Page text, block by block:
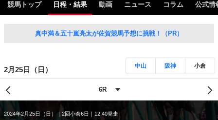
競馬トップ 日程・結果 動画 ニュース コラム 公式情
真中満＆五十嵐亮太が佐賀競馬予想に挑戦！（PR）
2月25日（日） 中山 阪神 小倉
2024年2月25日（日） 2回小倉6日 12:40発走